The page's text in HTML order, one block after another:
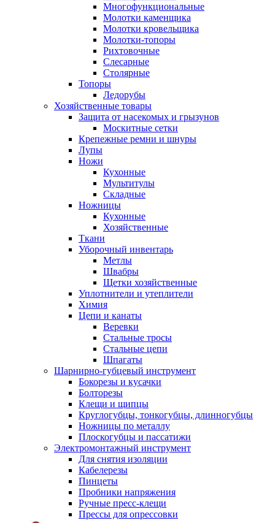
Многофункциональные
Молотки каменщика
Молотки кровельщика
Молотки-топоры
Рихтовочные
Слесарные
Столярные
Топоры
Ледорубы
Хозяйственные товары
Защита от насекомых и грызунов
Москитные сетки
Крепежные ремни и шнуры
Лупы
Ножи
Кухонные
Мультитулы
Складные
Ножницы
Кухонные
Хозяйственные
Ткани
Уборочный инвентарь
Метлы
Швабры
Щетки хозяйственные
Уплотнители и утеплители
Химия
Цепи и канаты
Веревки
Стальные тросы
Стальные цепи
Шпагаты
Шарнирно-губцевый инструмент
Бокорезы и кусачки
Болторезы
Клещи и щипцы
Круглогубцы, тонкогубцы, длинногубцы
Ножницы по металлу
Плоскогубцы и пассатижи
Электромонтажный инструмент
Для снятия изоляции
Кабелерезы
Пинцеты
Пробники напряжения
Ручные пресс-клещи
Прессы для опрессовки